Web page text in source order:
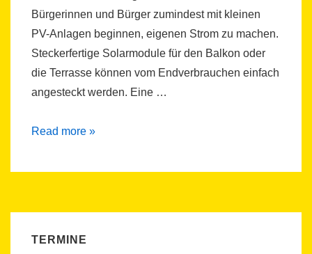
Bürgerinnen und Bürger zumindest mit kleinen
PV-Anlagen beginnen, eigenen Strom zu machen.
Steckerfertige Solarmodule für den Balkon oder
die Terrasse können vom Endverbrauchen einfach
angesteckt werden. Eine …
Energiesteckdose
Aufkleber
Read more »
TERMINE